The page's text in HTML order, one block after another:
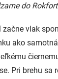
do
začne vlak
ako
Pri brehu